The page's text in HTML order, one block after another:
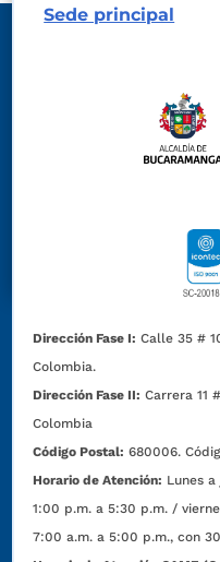
Sede principal
Dirección Fase I: Calle 35 #
Colombia.
Dirección Fase II: Carrera 11
Colombia
Código Postal: 680006.
Horario de Atención: Lunes
1:00 p.m. a 5:30 p.m. /
7:00 a.m. a 5:00 p.m., con